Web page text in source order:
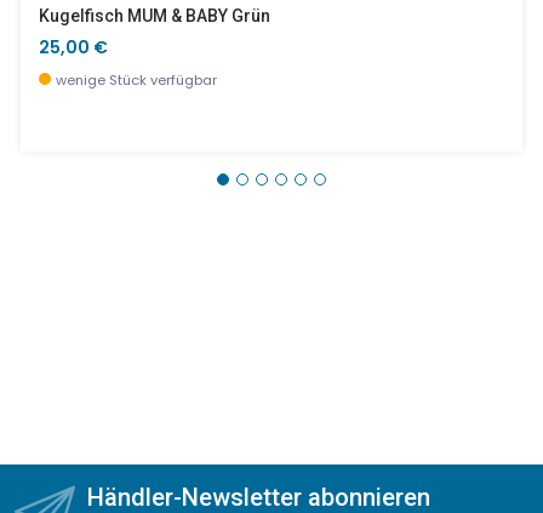
Kugelfisch MUM & BABY Grün
25,00 €
wenige Stück verfügbar
Händler-Newsletter abonnieren